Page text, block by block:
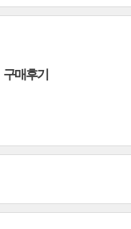
구매후기